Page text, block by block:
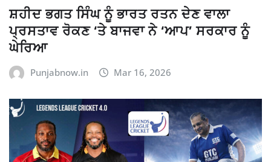
ਸ਼ਹੀਦ ਭਗਤ ਸਿੰਘ ਨੂੰ ਭਾਰਤ ਰਤਨ ਦੇਣ ਵਾਲਾ
ਪ੍ਰਸਤਾਵ ਰੋਕਣ ‘ਤੇ ਬਾਜਵਾ ਨੇ ‘ਆਪ’ ਸਰਕਾਰ ਨੂੰ
ਘੇਰਿਆ
Punjabnow.in Mar 16, 2026